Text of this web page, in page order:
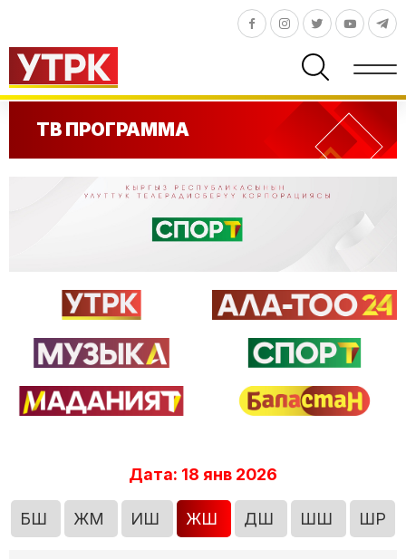
ТВ ПРОГРАММА
Дата: 18 янв 2026
БШ ЖМ ИШ ЖШ ДШ ШШ ШР